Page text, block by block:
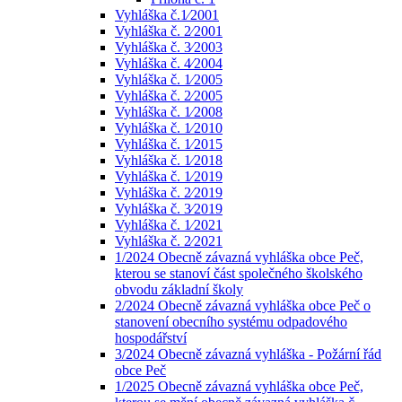
Vyhláška č.1⁄2001
Vyhláška č. 2⁄2001
Vyhláška č. 3⁄2003
Vyhláška č. 4⁄2004
Vyhláška č. 1⁄2005
Vyhláška č. 2⁄2005
Vyhláška č. 1⁄2008
Vyhláška č. 1⁄2010
Vyhláška č. 1⁄2015
Vyhláška č. 1⁄2018
Vyhláška č. 1⁄2019
Vyhláška č. 2⁄2019
Vyhláška č. 3⁄2019
Vyhláška č. 1⁄2021
Vyhláška č. 2⁄2021
1/2024 Obecně závazná vyhláška obce Peč,
kterou se stanoví část společného školského
obvodu základní školy
2/2024 Obecně závazná vyhláška obce Peč o
stanovení obecního systému odpadového
hospodářství
3/2024 Obecně závazná vyhláška - Požární řád
obce Peč
1/2025 Obecně závazná vyhláška obce Peč,